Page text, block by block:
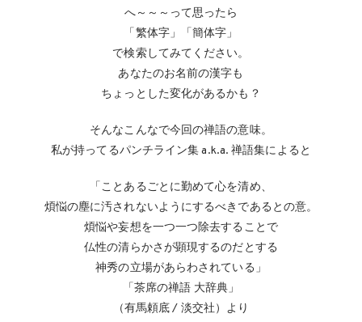
へ～～～って思ったら
「繁体字」「簡体字」
で検索してみてください。
あなたのお名前の漢字も
ちょっとした変化があるかも？
そんなこんなで今回の禅語の意味。
私が持ってるパンチライン集 a.k.a. 禅語集によると
「ことあるごとに勤めて心を清め、
煩悩の塵に汚されないようにするべきであるとの意。
煩悩や妄想を一つ一つ除去することで
仏性の清らかさが顕現するのだとする
神秀の立場があらわされている」
「茶席の禅語 大辞典」
（有馬頼底 / 淡交社）より